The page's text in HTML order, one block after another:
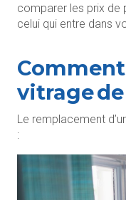
comparer les prix de
celui qui entre dans
vitrage
Le remplacement
: